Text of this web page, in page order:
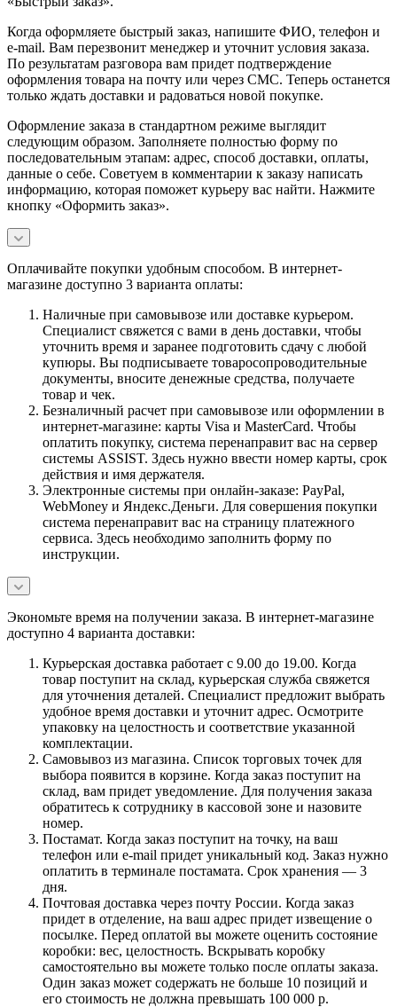
Когда оформляете быстрый заказ, напишите ФИО, телефон и
e-mail. Вам перезвонит менеджер и уточнит условия заказа.
По результатам разговора вам придет подтверждение
оформления товара на почту или через СМС. Теперь останется
только ждать доставки и радоваться новой покупке.
Оформление заказа в стандартном режиме выглядит
следующим образом. Заполняете полностью форму по
последовательным этапам: адрес, способ доставки, оплаты,
данные о себе. Советуем в комментарии к заказу написать
информацию, которая поможет курьеру вас найти. Нажмите
кнопку «Оформить заказ».
Оплачивайте покупки удобным способом. В интернет-
магазине доступно 3 варианта оплаты:
Наличные при самовывозе или доставке курьером.
Специалист свяжется с вами в день доставки, чтобы
уточнить время и заранее подготовить сдачу с любой
купюры. Вы подписываете товаросопроводительные
документы, вносите денежные средства, получаете
товар и чек.
Безналичный расчет при самовывозе или оформлении в
интернет-магазине: карты Visa и MasterCard. Чтобы
оплатить покупку, система перенаправит вас на сервер
системы ASSIST. Здесь нужно ввести номер карты, срок
действия и имя держателя.
Электронные системы при онлайн-заказе: PayPal,
WebMoney и Яндекс.Деньги. Для совершения покупки
система перенаправит вас на страницу платежного
сервиса. Здесь необходимо заполнить форму по
инструкции.
Экономьте время на получении заказа. В интернет-магазине
доступно 4 варианта доставки:
Курьерская доставка работает с 9.00 до 19.00. Когда
товар поступит на склад, курьерская служба свяжется
для уточнения деталей. Специалист предложит выбрать
удобное время доставки и уточнит адрес. Осмотрите
упаковку на целостность и соответствие указанной
комплектации.
Самовывоз из магазина. Список торговых точек для
выбора появится в корзине. Когда заказ поступит на
склад, вам придет уведомление. Для получения заказа
обратитесь к сотруднику в кассовой зоне и назовите
номер.
Постамат. Когда заказ поступит на точку, на ваш
телефон или e-mail придет уникальный код. Заказ нужно
оплатить в терминале постамата. Срок хранения — 3
дня.
Почтовая доставка через почту России. Когда заказ
придет в отделение, на ваш адрес придет извещение о
посылке. Перед оплатой вы можете оценить состояние
коробки: вес, целостность. Вскрывать коробку
самостоятельно вы можете только после оплаты заказа.
Один заказ может содержать не больше 10 позиций и
его стоимость не должна превышать 100 000 р.